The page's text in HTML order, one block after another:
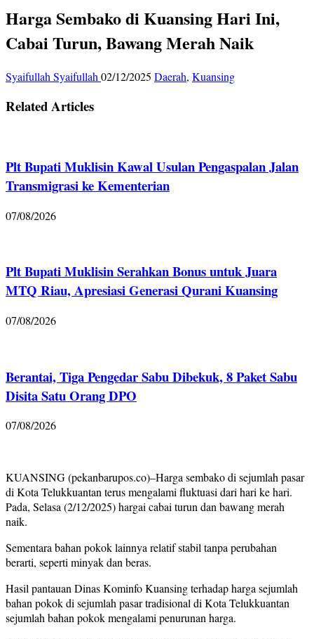
Harga Sembako di Kuansing Hari Ini,
Cabai Turun, Bawang Merah Naik
Syaifullah Syaifullah 02/12/2025 Daerah, Kuansing
Related Articles
Plt Bupati Muklisin Kawal Usulan Pengaspalan Jalan
Transmigrasi ke Kementerian
07/08/2026
Plt Bupati Muklisin Serahkan Bonus untuk Juara
MTQ Riau, Apresiasi Generasi Qurani Kuansing
07/08/2026
Berantai, Tiga Pengedar Sabu Dibekuk, 8 Paket Sabu
Disita Satu Orang DPO
07/08/2026
KUANSING (pekanbarupos.co)–Harga sembako di sejumlah pasar
di Kota Telukkuantan terus mengalami fluktuasi dari hari ke hari.
Pada, Selasa (2/12/2025) hargai cabai turun dan bawang merah
naik.
Sementara bahan pokok lainnya relatif stabil tanpa perubahan
berarti, seperti minyak dan beras.
Hasil pantauan Dinas Kominfo Kuansing terhadap harga sejumlah
bahan pokok di sejumlah pasar tradisional di Kota Telukkuantan
sejumlah bahan pokok mengalami penurunan harga.